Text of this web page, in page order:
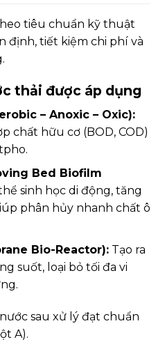
tiêu chuẩn kỹ thuật
định, tiết kiệm chi phí và
thải được áp dụng
– Anoxic – Oxic):
chất hữu cơ (BOD, COD)
Bed Biofilm
sinh học di động, tăng
phân hủy nhanh chất ô
Bio-Reactor):Tạo ra
suốt, loại bỏ tối đa vi
sau xử lý đạt chuẩn
A).